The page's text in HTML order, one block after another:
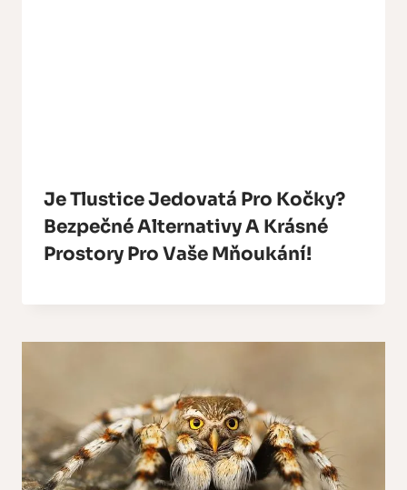
Je Tlustice Jedovatá Pro Kočky?
Bezpečné Alternativy A Krásné
Prostory Pro Vaše Mňoukání!